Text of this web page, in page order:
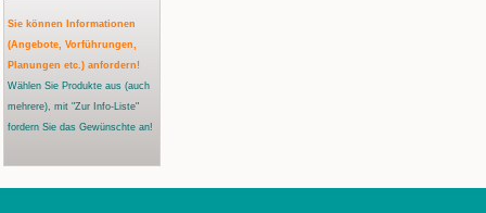
Sie können Informationen
(Angebote, Vorführungen,
Planungen etc.) anfordern!
Wählen Sie Produkte aus (auch
mehrere), mit "Zur Info-Liste"
fordern Sie das Gewünschte an!